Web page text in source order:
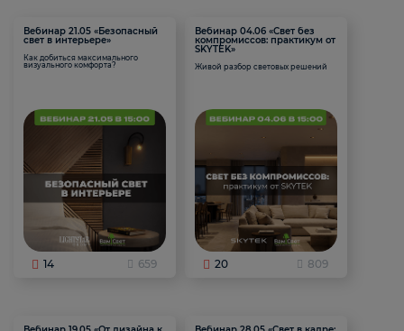
Вебинар 21.05 «Безопасный
свет в интерьере»
Как добиться максимального
визуального комфорта?
14 659
Вебинар 04.06 «Свет без
компромиссов: практикум от
SKYTEK»
Живой разбор световых решений
20 809